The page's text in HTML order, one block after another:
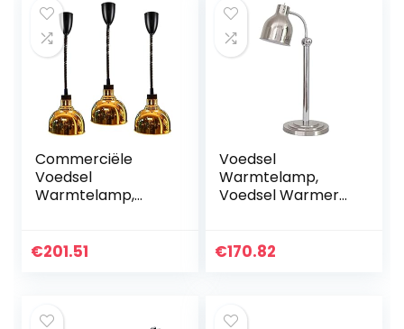
Commerciële
Voedsel
Warmtelamp,
gsverwarmerlamp
€201.51
Voedsel
Warmtelamp,
Voedsel Warmer
Temperatuur Voor
€170.82